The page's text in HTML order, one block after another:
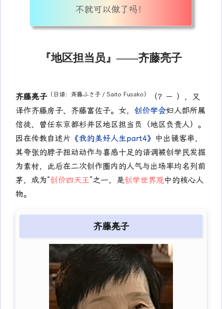
不就可以做了吗！
『地区担当员』——齐藤亮子
齐藤亮子（日语：斉藤ふさ子 / Saito Fusako）
（？－ ），又
译作齐藤房子、齐藤富佐子。女， 创价学会妇人部所属
信徒，曾任东京都杉并区地区担当员（地区负责人）。
因在传教自述片 《我的美好人生part4》 中出镜客串，
其夸张的脖子扭动动作与喜感十足的语调被创学民发掘
为素材，此后在二次创作圈内的人气与出场率均名列前
茅，成为“创价四天王”之一，是创学世界观中的核心人
物。
齐藤亮子